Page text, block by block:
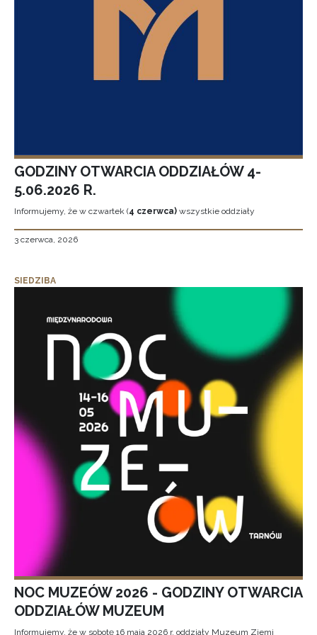
GODZINY OTWARCIA ODDZIAŁÓW 4-
5.06.2026 R.
Informujemy, że w czwartek (4 czerwca) wszystkie oddziały
3 czerwca, 2026
SIEDZIBA
NOC MUZEÓW 2026 - GODZINY OTWARCIA
ODDZIAŁÓW MUZEUM
Informujemy, że w sobotę 16 maja 2026 r. oddziały Muzeum Ziemi